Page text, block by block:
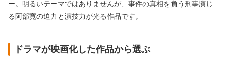
ー。明るいテーマではありませんが、事件の真相を負う刑事演じ
る阿部寛の迫力と演技力が光る作品です。
ドラマが映画化した作品から選ぶ